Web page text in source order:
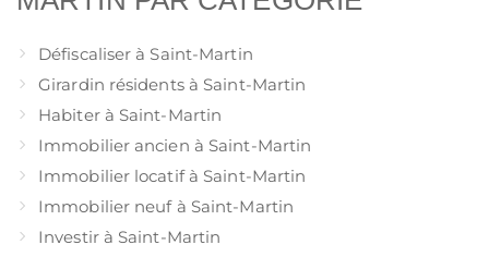
Défiscaliser à Saint-Martin
Girardin résidents à Saint-Martin
Habiter à Saint-Martin
Immobilier ancien à Saint-Martin
Immobilier locatif à Saint-Martin
Immobilier neuf à Saint-Martin
Investir à Saint-Martin